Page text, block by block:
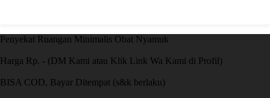
Penyekat Ruangan Minimalis Obat Nyamuk
Harga Rp. - (DM Kami atau Klik Link Wa Kami di Profil)
BISA COD, Bayar Ditempat (s&k berlaku)